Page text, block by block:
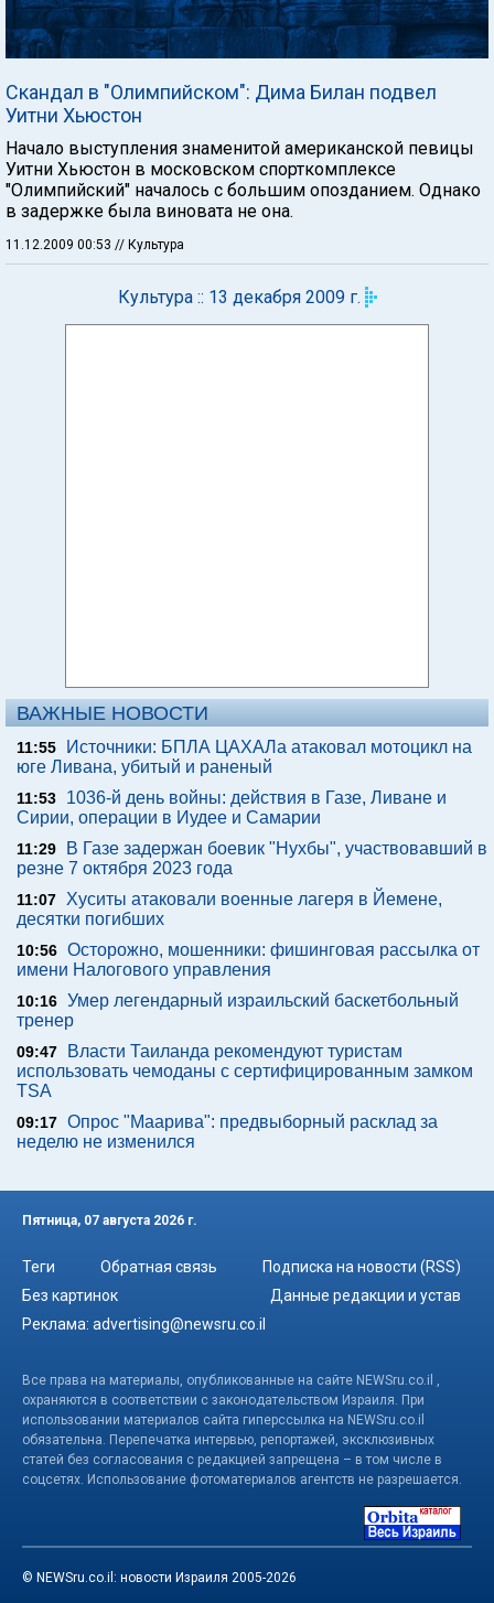
Скандал в "Олимпийском": Дима Билан подвел
Уитни Хьюстон
Начало выступления знаменитой американской певицы
Уитни Хьюстон в московском спорткомплексе
"Олимпийский" началось с большим опозданием. Однако
в задержке была виновата не она.
11.12.2009 00:53 // Культура
Культура :: 13 декабря 2009 г.
ВАЖНЫЕ НОВОСТИ
11:55
Источники: БПЛА ЦАХАЛа атаковал мотоцикл на
юге Ливана, убитый и раненый
11:53
1036-й день войны: действия в Газе, Ливане и
Сирии, операции в Иудее и Самарии
11:29
В Газе задержан боевик "Нухбы", участвовавший в
резне 7 октября 2023 года
11:07
Хуситы атаковали военные лагеря в Йемене,
десятки погибших
10:56 Осторожно, мошенники: фишинговая рассылка от
имени Налогового управления
10:16 Умер легендарный израильский баскетбольный
тренер
09:47
Власти Таиланда рекомендуют туристам
использовать чемоданы с сертифицированным замком
TSA
09:17 Опрос "Mаарива": предвыборный расклад за
неделю не изменился
Пятница, 07 августа 2026 г.
Теги Обратная связь
Подписка на новости (RSS)
Без картинок
Данные редакции и устав
Реклама: advertising@newsru.co.il
Все права на материалы, опубликованные на сайте NEWSru.co.il ,
охраняются в соответствии с законодательством Израиля. При
использовании материалов сайта гиперссылка на NEWSru.co.il
обязательна. Перепечатка интервью, репортажей, эксклюзивных
статей без согласования с редакцией запрещена – в том числе в
соцсетях. Использование фотоматериалов агентств не разрешается.
© NEWSru.co.il: новости Израиля 2005-2026